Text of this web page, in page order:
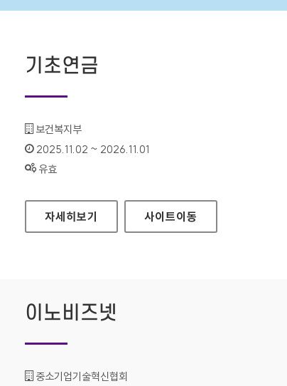
기초연금
기관명 :
보건복지부
인증기간 :
2025.11.02 ~ 2026.11.01
상태 :
유효
기초연금
자세히보기 사이트이동
이노비즈넷
기관명 :
중소기업기술혁신협회